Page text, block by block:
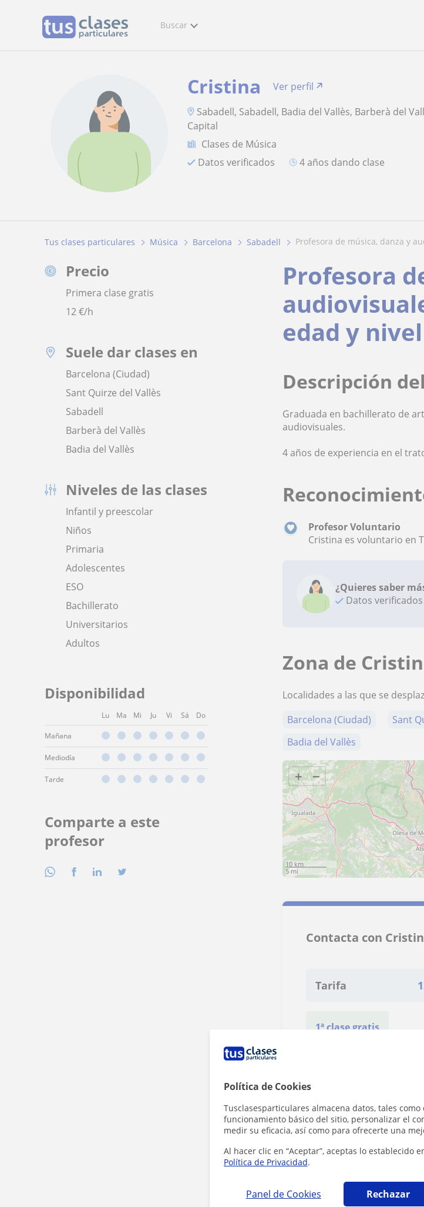
Política de Cookies
Tusclasesparticulares almacena datos, tales
funcionamiento básico del sitio, personalizar el
medir su eficacia, así como para ofrecerte una
Al hacer clic en “Aceptar”, aceptas lo establecido
Política de Privacidad.
Panel de Cookies Rechazar
Buscar
Cristina
Ver perfil
Sabadell, Sabadell, Badia del Vallès, Barberà del
Capital
Clases de Música
Datos verificados
4 años dando clase
Tus clases particulares Música Barcelona Sabadell profesora de música, danza y
Precio
Primera clase gratis
12€/h
Suele dar clases en
Barcelona (Ciudad)
Sant Quirze del Vallès
Sabadell
Barberà del Vallès
Badia del Vallès
Niveles de las clases
Infantil y preescolar
Niños
Primaria
Adolescentes
ESO
Bachillerato
Universitarios
Adultos
Disponibilidad
Lu Ma Mi Ju Vi Sá Do
Mañana
Mediodía
Tarde
Comparte a este
profesor
Profesora
edad y nivel
Descripción
Graduada en bachillerato de
audiovisuales.
4 años de experiencia en el
Profesor Voluntario
Cristina es voluntario en
¿Quieres saber
Datos verificados
Zona de
Localidades a las que se
Barcelona (Ciudad)
Sant
Badia del Vallès
+ −
10 km
5 mi
Contacta con
Tarifa
1ª clase gratis
¿Hay algún error en este